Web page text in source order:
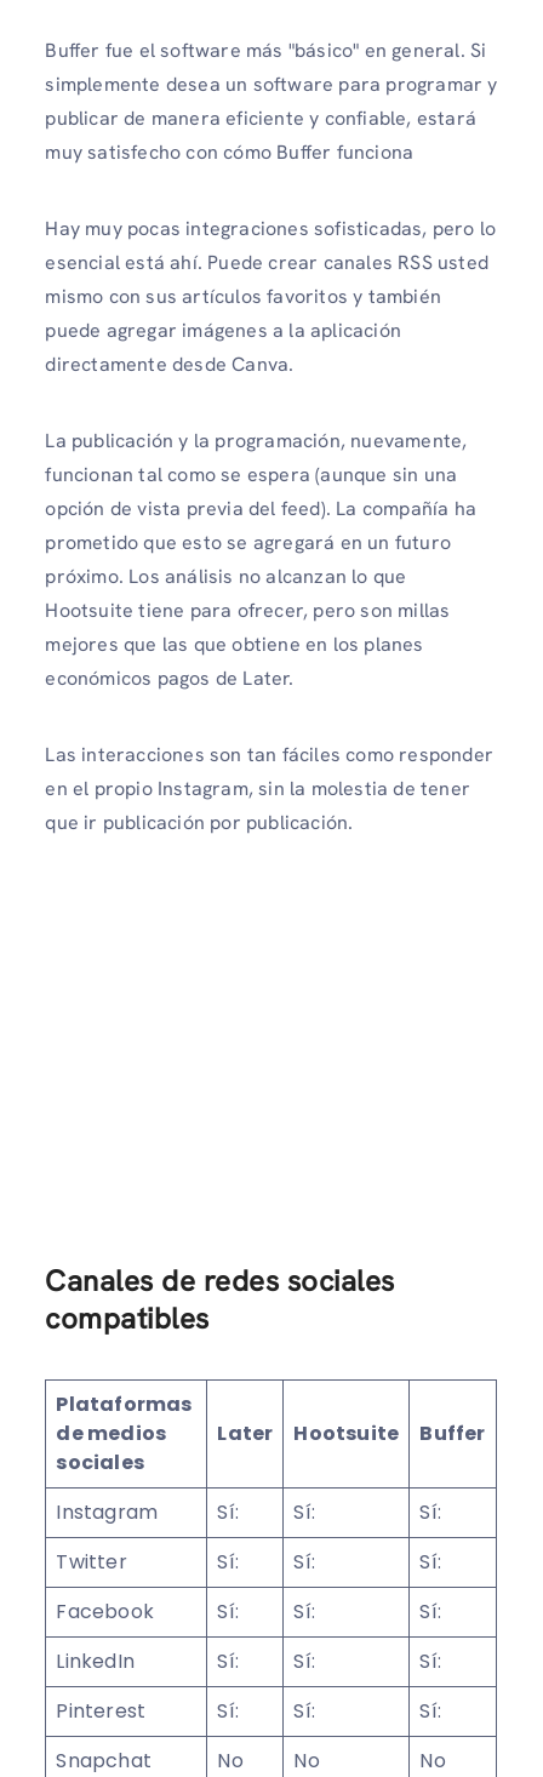
Buffer fue el software más "básico" en general. Si
simplemente desea un software para programar y
publicar de manera eficiente y confiable, estará
muy satisfecho con cómo Buffer funciona
Hay muy pocas integraciones sofisticadas, pero lo
esencial está ahí. Puede crear canales RSS usted
mismo con sus artículos favoritos y también
puede agregar imágenes a la aplicación
directamente desde Canva.
La publicación y la programación, nuevamente,
funcionan tal como se espera (aunque sin una
opción de vista previa del feed). La compañía ha
prometido que esto se agregará en un futuro
próximo. Los análisis no alcanzan lo que
Hootsuite tiene para ofrecer, pero son millas
mejores que las que obtiene en los planes
económicos pagos de Later.
Las interacciones son tan fáciles como responder
en el propio Instagram, sin la molestia de tener
que ir publicación por publicación.
Canales de redes sociales
compatibles
Plataformas
de medios
sociales
Later Hootsuite Buffer
Instagram Sí: Sí:
Sí:
Twitter
Sí: Sí:
Sí:
Facebook
Sí: Sí:
Sí:
LinkedIn
Sí: Sí:
Sí:
Pinterest
Sí: Sí:
Sí:
Snapchat
No No
No